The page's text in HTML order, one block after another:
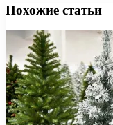
Похожие статьи